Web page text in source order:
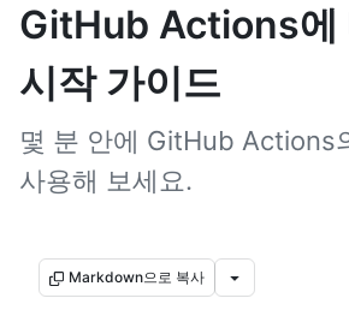
GitHub Actions에
시작 가이드
몇 분 안에 GitHub Actions
사용해 보세요.
Markdown으로 복사